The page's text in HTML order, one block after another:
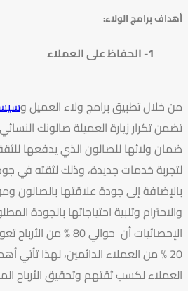
أهداف برامج الولاء:
1- الحفاظ على العملاء
من خلال تطبيق برامج ولاء العميل و
تضمن تكرار زيارة العميلة صالونك
ضمان ولائها للصالون الذي يدفعها للثقة
لتجربة خدمات جديدة، وذلك لثقته في
بالإضافة إلى جودة علاقتها بالصالون
والاحترام وتلبية احتياجاتها بالجودة
الإحصائيات أن حوالي 80
20 % من العملاء الدائمين، لهذا تأتي
العملاء لكسب ثقتهم وتحقيق الأرباح